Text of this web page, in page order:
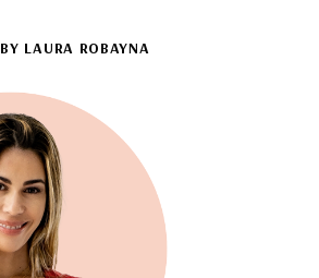
BY LAURA ROBAYNA